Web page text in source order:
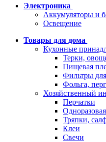
Электроника
Аккумуляторы и
Освещение
Товары для дома
Кухонные
Терки,
Пищевая
Фильтры
Фольга,
Хозяйственный
Перчатки
Тряпки,
Клеи
Свечи